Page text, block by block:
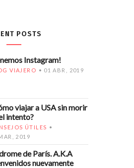
POSTS
Instagram!
VIAJERO 01 ABR, 2019
viajar a USA sin morir
intento?
ÚTILES
2019
de París. A.K.A
nuevamente